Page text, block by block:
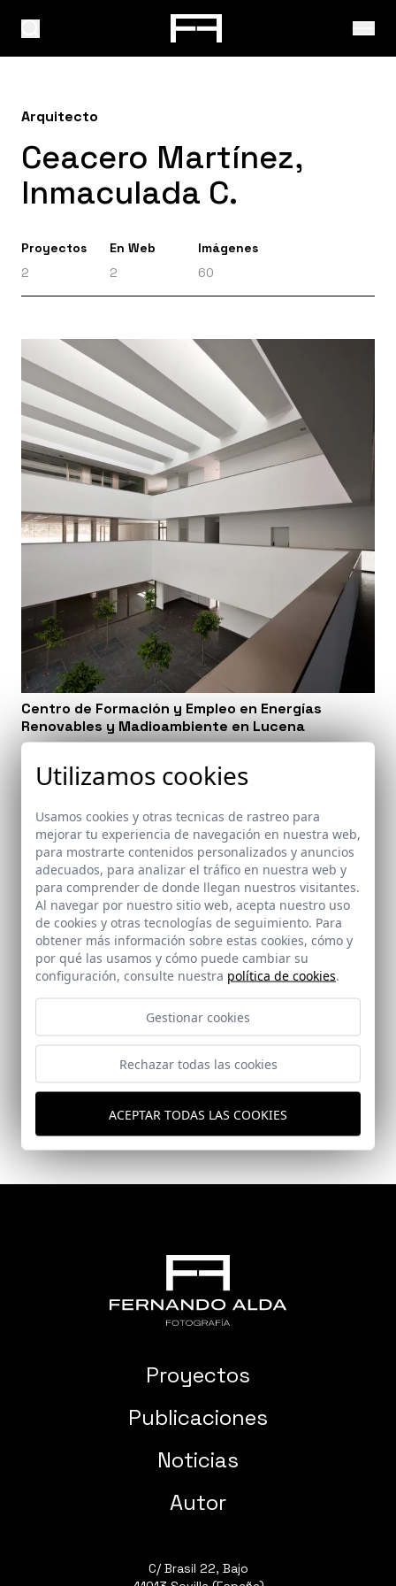
Arquitecto
Ceacero Martínez,
Inmaculada C.
Proyectos
2
En Web
2
Imágenes
60
Centro de Formación y Empleo en Energías
Renovables y Madioambiente en Lucena
Lucena (Córdoba)
Restauración del Palacio de los Condes de Sta.
Ana en Lucena
Lucena (Córdoba)
Proyectos
Publicaciones
Noticias
Autor
C/ Brasil 22, Bajo
Utilizamos cookies
Usamos cookies y otras tecnicas de rastreo para
mejorar tu experiencia de navegación en nuestra web,
para mostrarte contenidos personalizados y anuncios
adecuados, para analizar el tráfico en nuestra web y
para comprender de donde llegan nuestros visitantes.
Al navegar por nuestro sitio web, acepta nuestro uso
de cookies y otras tecnologías de seguimiento. Para
obtener más información sobre estas cookies, cómo y
por qué las usamos y cómo puede cambiar su
configuración, consulte nuestra política de cookies.
Gestionar cookies
Rechazar todas las cookies
ACEPTAR TODAS LAS COOKIES